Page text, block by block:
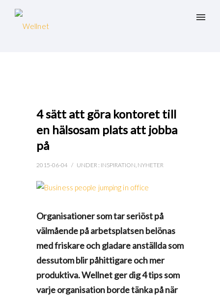
4 sätt att göra kontoret till
en hälsosam plats att jobba
på
2015-06-04 / UNDER : INSPIRATION, NYHETER
Organisationer som tar seriöst på
välmående på arbetsplatsen belönas
med friskare och gladare anställda som
dessutom blir påhittigare och mer
produktiva. Wellnet ger dig 4 tips som
varje organisation borde tänka på när